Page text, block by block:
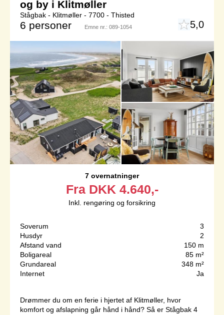
og by i Klitmøller
Stågbak - Klitmøller - 7700 - Thisted
6 personer Emne nr.: 089-1054 5,0
7 overnatninger
Fra DKK 4.640,-
Inkl. rengøring og forsikring
Soverum
3
Husdyr
2
Afstand vand
150 m
Boligareal
85 m²
Grundareal
348 m²
Internet
Ja
Drømmer du om en ferie i hjertet af Klitmøller, hvor
komfort og afslapning går hånd i hånd? Så er Stågbak 4